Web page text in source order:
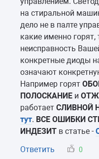
на стиральной
дело не в палте
какие именно горят,
неисправность
конкретные диоды
означают
Например горят
ПОЛОСКАНИЕ и
работает СЛИВНОЙ
тут. ВСЕ ОШИБКИ
ИНДЕЗИТ в статье -
Ответить
0